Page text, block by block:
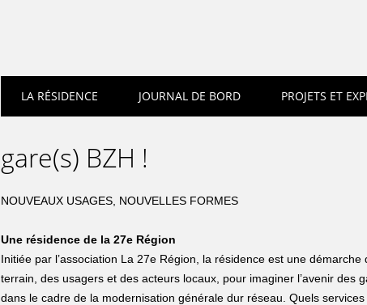
Main menu
LA RÉSIDENCE JOURNAL DE BORD PROJETS ET
gare(s) BZH !
NOUVEAUX USAGES, NOUVELLES FORMES
Une résidence de la 27e Région
Initiée par l’association La 27e Région, la résidence est une démarche
terrain, des usagers et des acteurs locaux, pour imaginer l’avenir des
dans le cadre de la modernisation générale dur réseau. Quels